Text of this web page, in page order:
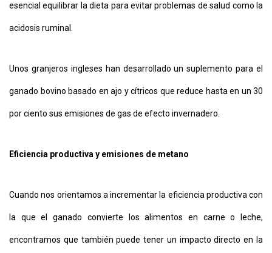
esencial equilibrar la dieta para evitar problemas de salud como la
acidosis ruminal.
Unos granjeros ingleses han desarrollado un suplemento para el
ganado bovino basado en ajo y cítricos que reduce hasta en un 30
por ciento sus emisiones de gas de efecto invernadero.
Eficiencia productiva y emisiones de metano
Cuando nos orientamos a incrementar la eficiencia productiva con
la que el ganado convierte los alimentos en carne o leche,
encontramos que también puede tener un impacto directo en la